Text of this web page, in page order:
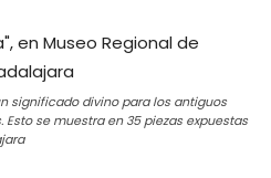
significado divino para los antiguos
se muestra en 35 piezas expuestas